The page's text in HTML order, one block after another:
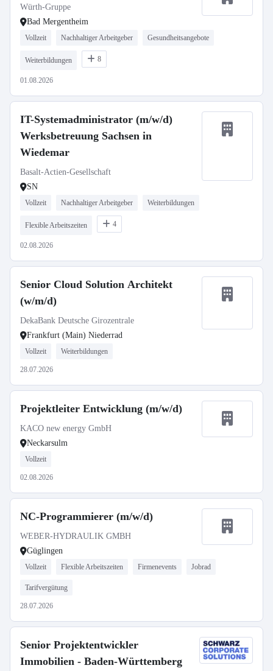
Würth-Gruppe
Bad Mergentheim
Vollzeit Nachhaltiger Arbeitgeber Gesundheitsangebote
Weiterbildungen 8
01.08.2026
IT-Systemadministrator (m/w/d)
Werksbetreuung Sachsen in
Wiedemar
Basalt-Actien-Gesellschaft
SN
Vollzeit Nachhaltiger Arbeitgeber Weiterbildungen
Flexible Arbeitszeiten 4
02.08.2026
Senior Cloud Solution Architekt
(w/m/d)
DekaBank Deutsche Girozentrale
Frankfurt (Main) Niederrad
Vollzeit Weiterbildungen
28.07.2026
Projektleiter Entwicklung (m/w/d)
KACO new energy GmbH
Neckarsulm
Vollzeit
02.08.2026
NC-Programmierer (m/w/d)
WEBER-HYDRAULIK GMBH
Güglingen
Vollzeit Flexible Arbeitszeiten Firmenevents Jobrad
Tarifvergütung
28.07.2026
Senior Projektentwickler
Immobilien - Baden-Württemberg